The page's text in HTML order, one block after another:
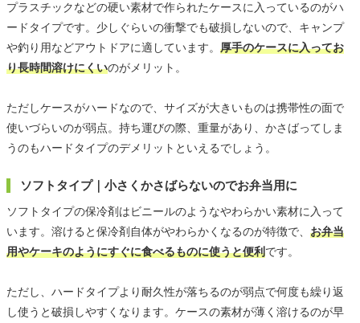
プラスチックなどの硬い素材で作られたケースに入っているのがハ
ードタイプです。少しぐらいの衝撃でも破損しないので、キャンプ
や釣り用などアウトドアに適しています。 厚手のケースに入ってお
り長時間溶けにくいのがメリット。
ただしケースがハードなので、サイズが大きいものは携帯性の面で
使いづらいのが弱点。持ち運びの際、重量があり、かさばってしま
うのもハードタイプのデメリットといえるでしょう。
ソフトタイプ｜小さくかさばらないのでお弁当用に
ソフトタイプの保冷剤はビニールのようなやわらかい素材に入って
います。溶けると保冷剤自体がやわらかくなるのが特徴で、 お弁当
用やケーキのようにすぐに食べるものに使うと便利です。
ただし、ハードタイプより耐久性が落ちるのが弱点で何度も繰り返
し使うと破損しやすくなります。ケースの素材が薄く溶けるのが早